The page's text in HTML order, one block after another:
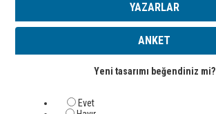
YAZARLAR
ANKET
Yeni tasarımı beğendiniz mi?
Evet